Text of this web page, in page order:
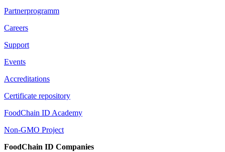
Partnerprogramm
Careers
Support
Events
Accreditations
Certificate repository
FoodChain ID Academy
Non-GMO Project
FoodChain ID Companies